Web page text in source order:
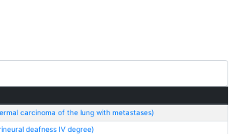
carcinoma of the lung with metastases)
deafness IV degree)